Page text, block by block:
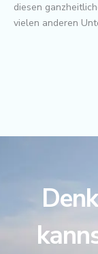
diesen
vielen anderen